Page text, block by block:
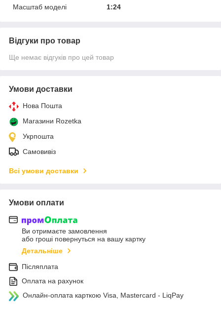
Масштаб моделі 1:24
Відгуки про товар
Ще немає відгуків про цей товар
Умови доставки
Нова Пошта
Магазини Rozetka
Укрпошта
Самовивіз
Всі умови доставки
Умови оплати
Ви отримаєте замовлення
або гроші повернуться на вашу картку
Детальніше
Післяплата
Оплата на рахунок
Онлайн-оплата карткою Visa, Mastercard - LiqPay